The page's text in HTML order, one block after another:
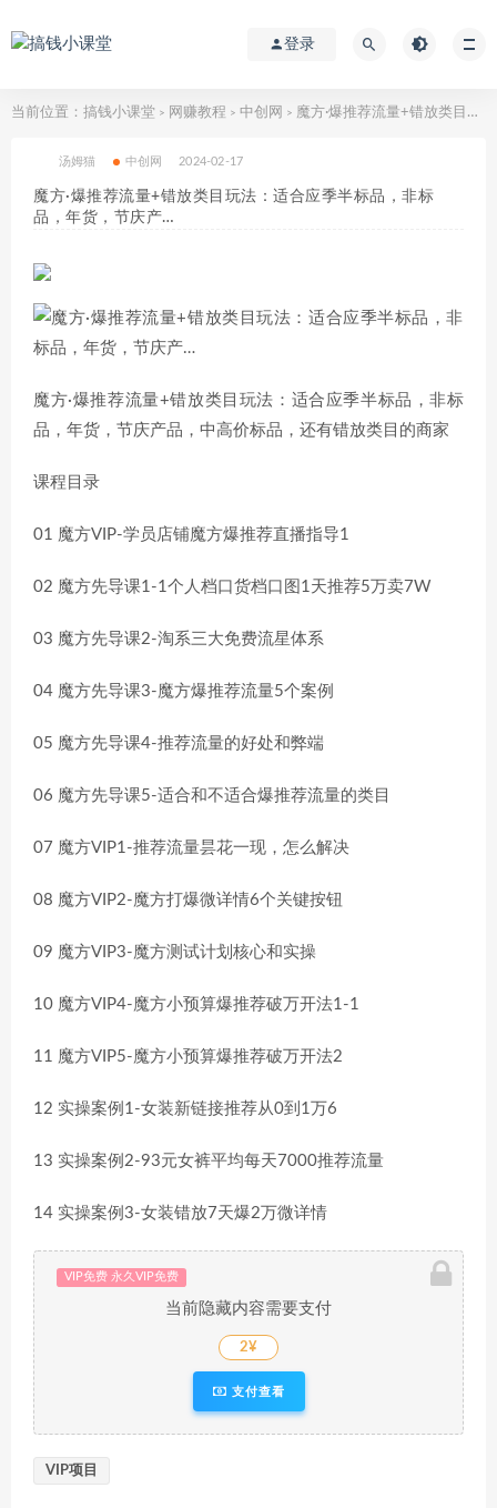
登录
当前位置： 搞钱小课堂 > 网赚教程 > 中创网 > 魔方·爆推荐流量+错放类目玩法：适合应季半标品，非标品，年货，节庆产…
汤姆猫 中创网 2024-02-17
魔方·爆推荐流量+错放类目玩法：适合应季半标品，非标
品，年货，节庆产…
魔方·爆推荐流量+错放类目玩法：适合应季半标品，非标
品，年货，节庆产品，中高价标品，还有错放类目的商家
课程目录
01 魔方VIP-学员店铺魔方爆推荐直播指导1
02 魔方先导课1-1个人档口货档口图1天推荐5万卖7W
03 魔方先导课2-淘系三大免费流星体系
04 魔方先导课3-魔方爆推荐流量5个案例
05 魔方先导课4-推荐流量的好处和弊端
06 魔方先导课5-适合和不适合爆推荐流量的类目
07 魔方VIP1-推荐流量昙花一现，怎么解决
08 魔方VIP2-魔方打爆微详情6个关键按钮
09 魔方VIP3-魔方测试计划核心和实操
10 魔方VIP4-魔方小预算爆推荐破万开法1-1
11 魔方VIP5-魔方小预算爆推荐破万开法2
12 实操案例1-女装新链接推荐从0到1万6
13 实操案例2-93元女裤平均每天7000推荐流量
14 实操案例3-女装错放7天爆2万微详情
VIP免费 永久VIP免费
当前隐藏内容需要支付
2¥
支付查看
VIP项目